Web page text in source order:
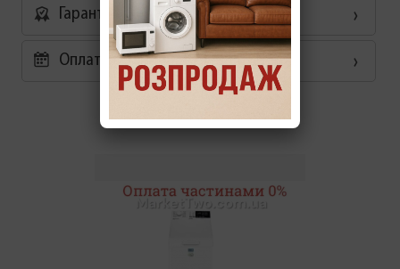
Гарантія
Оплата частинами 0%
Схожі товари